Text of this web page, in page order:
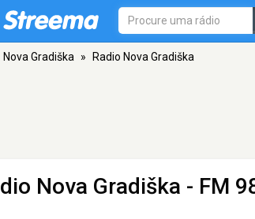
Nova Gradiška » Radio Nova Gradiška
Nova Gradiška - FM